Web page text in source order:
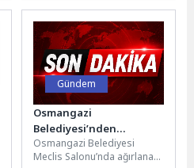
Kurtaş’ın tamamen elektronik
atıklardan...
Gündem
Osmangazi
Belediyesi’nden
Çocuklara Yerel Yönetim
Bilinci
Osmangazi Belediyesi
Meclis Salonu’nda ağırlanan